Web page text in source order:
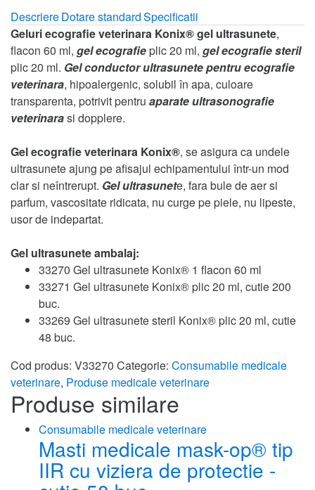
DescriereDotare standardSpecificatii
Geluri ecografie veterinara Konix® gel ultrasunete,
flacon 60 ml, gel ecografieplic 20 ml, gel ecografie steril
plic 20 ml. Gel conductor ultrasunete pentru ecografie
veterinara, hipoalergenic, solubil în apa, culoare
transparenta, potrivit pentru aparate ultrasonografie
veterinarasi dopplere.
Gel ecografie veterinara Konix®, se asigura ca undele
ultrasunete ajung pe afisajul echipamentului într-un mod
clar si neîntrerupt. Gel ultrasunete, fara bule de aer si
parfum, vascositate ridicata, nu curge pe piele, nu lipeste,
usor de indepartat.
Gel ultrasunete ambalaj:
33270 Gel ultrasunete Konix® 1 flacon 60 ml
33271 Gel ultrasunete Konix® plic 20 ml, cutie 200
buc.
33269 Gel ultrasunete steril Konix® plic 20 ml, cutie
48 buc.
Cod produs: V33270 Categorie: Consumabile medicale
veterinare, Produse medicale veterinare
Produse similare
Consumabile medicale veterinare
Masti medicale mask-op® tip
IIR cu viziera de protectie -